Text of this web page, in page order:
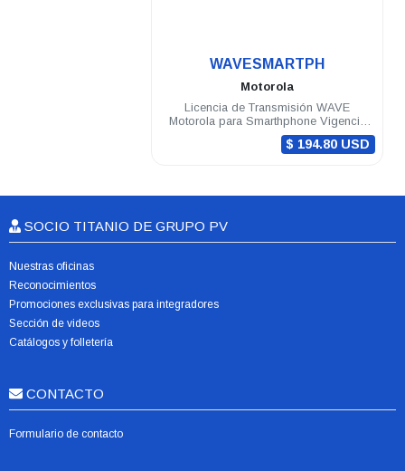
WAVESMARTPH
Motorola
Licencia de Transmisión WAVE
Motorola para Smarthphone Vigencia
12 meses
$ 194.80 USD
SOCIO TITANIO DE GRUPO PV
Nuestras oficinas
Reconocimientos
Promociones exclusivas para integradores
Sección de videos
Catálogos y folletería
CONTACTO
Formulario de contacto